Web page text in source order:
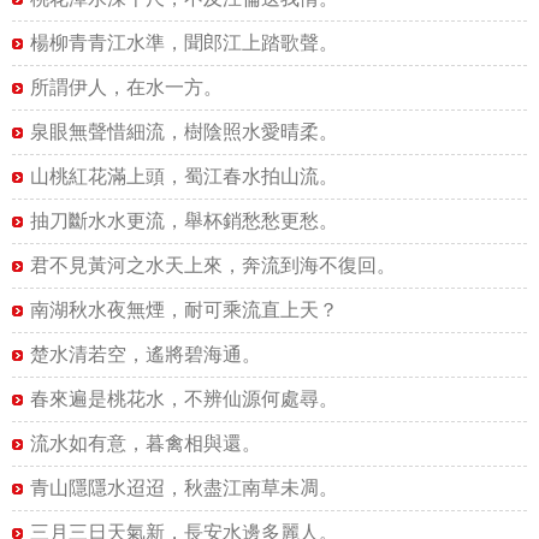
楊柳青青江水準，聞郎江上踏歌聲。
所謂伊人，在水一方。
泉眼無聲惜細流，樹陰照水愛晴柔。
山桃紅花滿上頭，蜀江春水拍山流。
抽刀斷水水更流，舉杯銷愁愁更愁。
君不見黃河之水天上來，奔流到海不復回。
南湖秋水夜無煙，耐可乘流直上天？
楚水清若空，遙將碧海通。
春來遍是桃花水，不辨仙源何處尋。
流水如有意，暮禽相與還。
青山隱隱水迢迢，秋盡江南草未凋。
三月三日天氣新，長安水邊多麗人。